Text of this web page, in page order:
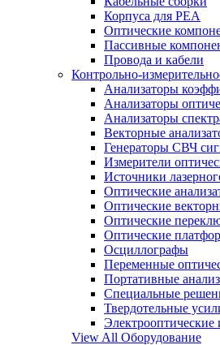
Корпуса для РЕА
Оптические
Пассивные
Провода и кабели
Контрольно-
Анализаторы
Анализаторы
Анализаторы
Векторные
Генераторы СВЧ
Измерители
Источники
Оптические
Оптические
Оптические
Оптические
Осциллографы
Переменные
Портативные
Специальные
Твердотельные
Электрооптические
View All Оборудование